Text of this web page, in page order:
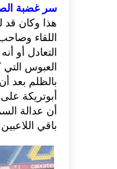
سر‮ ‬غضبة
هذا وكان قد
اللقاء
التعادل أو
العبوس التي
بالظلم بعد
أبوتريكة
أن عدالة
باقي